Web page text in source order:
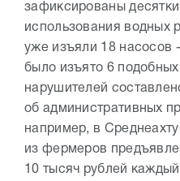
зафиксированы
использования водных
уже изъяли 18 насосов
было изъято 6
нарушителей
об административных
например, в
из фермеров
10 тысяч рублей